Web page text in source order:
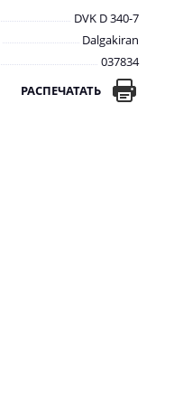
DVK D 340-7
Dalgakiran
037834
РАСПЕЧАТАТЬ